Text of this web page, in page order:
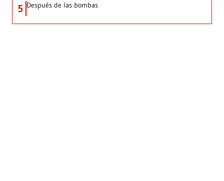
5 Después de las bombas